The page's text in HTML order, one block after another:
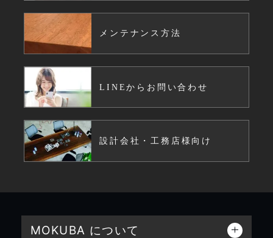
メンテナンス方法
LINEからお問い合わせ
設計会社・工務店様向け
MOKUBA について